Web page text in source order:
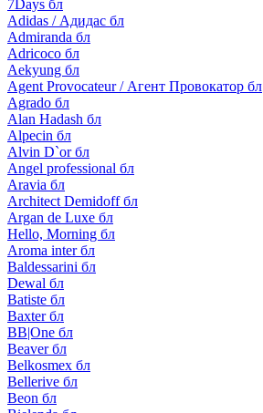
7Days бл
Adidas / Адидас бл
Admiranda бл
Adricoco бл
Aekyung бл
Agent Provocateur / Агент Провокатор бл
Agrado бл
Alan Hadash бл
Alpecin бл
Alvin D`or бл
Angel professional бл
Aravia бл
Architect Demidoff бл
Argan de Luxe бл
Hello, Morning бл
Aroma inter бл
Baldessarini бл
Dewal бл
Batiste бл
Baxter бл
BB|One бл
Beaver бл
Belkosmex бл
Bellerive бл
Beon бл